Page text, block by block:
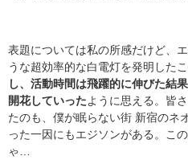
表題については私の所感だけど、
うな超効率的な白電灯を発明した
し、活動時間は飛躍的に伸びた結
開花していった ように思える。皆
たのも、僕が眠らない街 新宿のネ
った一因にもエジソンがある。こ
ゃ…